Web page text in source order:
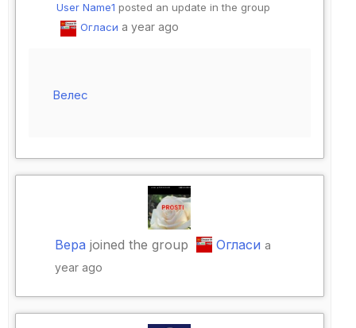
User Name1 posted an update in the group
Огласи a year ago
Велес
Вера joined the group Огласи a
year ago